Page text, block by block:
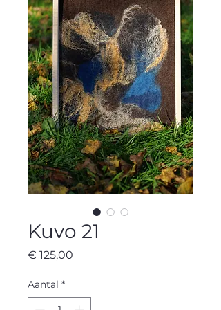
Kuvo 21
€ 125,00
Aantal *